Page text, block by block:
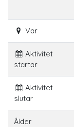
Var
Aktivitet
startar
Aktivitet
slutar
Ålder